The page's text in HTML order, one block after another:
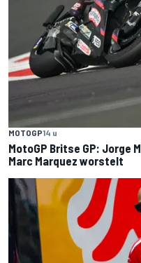
MOTOGP14 u
MotoGP Britse GP: Jorge
Marc Marquez worstelt